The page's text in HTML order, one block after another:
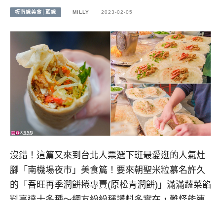
板南線美食│藍線 MILLY 2023-02-05
沒錯！這篇又來到台北人票選下班最愛逛的人氣灶
腳「南機場夜市」美食篇！要來朝聖米粒慕名許久
的「吾旺再季潤餅捲專賣(原松青潤餅)」滿滿蔬菜餡